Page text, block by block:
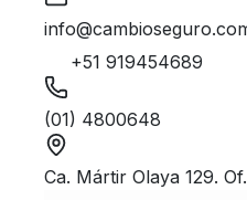
+51 919454689
(01) 4800648
Ca. Mártir Olaya 129.